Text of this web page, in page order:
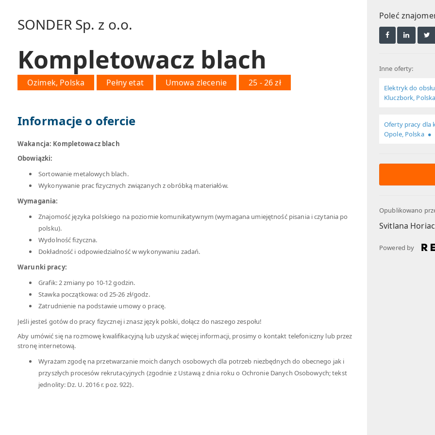
SONDER Sp. z o.o.
Kompletowacz blach
Ozimek, Polska Pełny etat Umowa zlecenie 25 - 26 zł
Informacje o ofercie
Wakancja: Kompletowacz blach
Obowiązki:
Sortowanie metalowych blach.
Wykonywanie prac fizycznych związanych z obróbką materiałów.
Wymagania:
Znajomość języka polskiego na poziomie komunikatywnym (wymagana umiejętność pisania i czytania po
polsku).
Wydolność fizyczna.
Dokładność i odpowiedzialność w wykonywaniu zadań.
Warunki pracy:
Grafik: 2 zmiany po 10-12 godzin.
Stawka początkowa: od 25-26 zł/godz.
Zatrudnienie na podstawie umowy o pracę.
Jeśli jesteś gotów do pracy fizycznej i znasz język polski, dołącz do naszego zespołu!
Aby umówić się na rozmowę kwalifikacyjną lub uzyskać więcej informacji, prosimy o kontakt telefoniczny lub przez
stronę internetową.
Wyrażam zgodę na przetwarzanie moich danych osobowych dla potrzeb niezbędnych do obecnego jak i
przyszłych procesów rekrutacyjnych (zgodnie z Ustawą z dnia roku o Ochronie Danych Osobowych; tekst
jednolity: Dz. U. 2016 r. poz. 922).
Poleć
Inne oferty:
Elektryk do
Kluczbork, Polska
Oferty pracy dla
Opole, Polska
Opublikowano
Svitlana
Powered by